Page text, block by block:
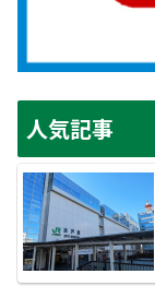
人気記事